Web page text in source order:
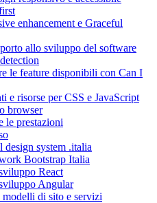
enhancement e Graceful
allo sviluppo del software
le feature disponibili con Can I
e risorse per CSS e JavaScript
browser
le prestazioni
system .italia
Bootstrap Italia
React
Angular
di sito e servizi